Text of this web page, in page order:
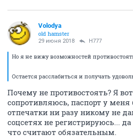
Volodya
old hamster
29 июня 2018 H777
Но я не вижу возможностей
Остается расслабиться и получать
Почему не противостоять? Я
сопротивляюсь, паспорт у меня
отпечатки ни разу никому не
соцсетях не регистрируюсь...
что считают обязательным.